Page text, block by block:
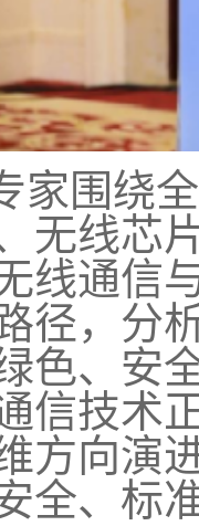
家围绕
无线芯
线通信
径，分
色、安
信技术
方向演
全、标